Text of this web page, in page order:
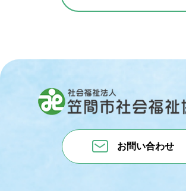
お問い合わせ